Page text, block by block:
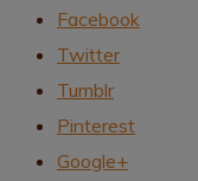
Facebook
Twitter
Tumblr
Pinterest
Google+